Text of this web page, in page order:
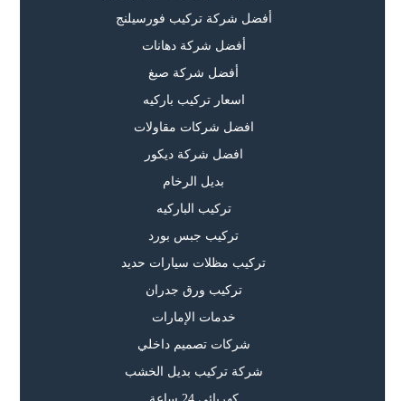
أفضل شركة تركيب فورسيلنج
أفضل شركة دهانات
أفضل شركة صبغ
اسعار تركيب باركيه
افضل شركات مقاولات
افضل شركة ديكور
بديل الرخام
تركيب الباركيه
تركيب جبس بورد
تركيب مظلات سيارات حديد
تركيب ورق جدران
خدمات الإمارات
شركات تصميم داخلي
شركة تركيب بديل الخشب